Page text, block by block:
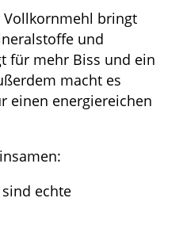
bringt
und
für mehr Biss und ein
macht es
einen energiereichen
echte